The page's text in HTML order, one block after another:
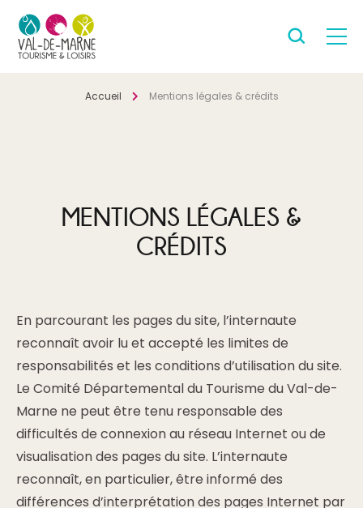
Accueil Mentions légales & crédits
MENTIONS LÉGALES &
CRÉDITS
En parcourant les pages du site, l’internaute
reconnaît avoir lu et accepté les limites de
responsabilités et les conditions d’utilisation du site.
Le Comité Départemental du Tourisme du Val-de-
Marne ne peut être tenu responsable des
difficultés de connexion au réseau Internet ou de
visualisation des pages du site. L’internaute
reconnaît, en particulier, être informé des
différences d’interprétation des pages Internet par